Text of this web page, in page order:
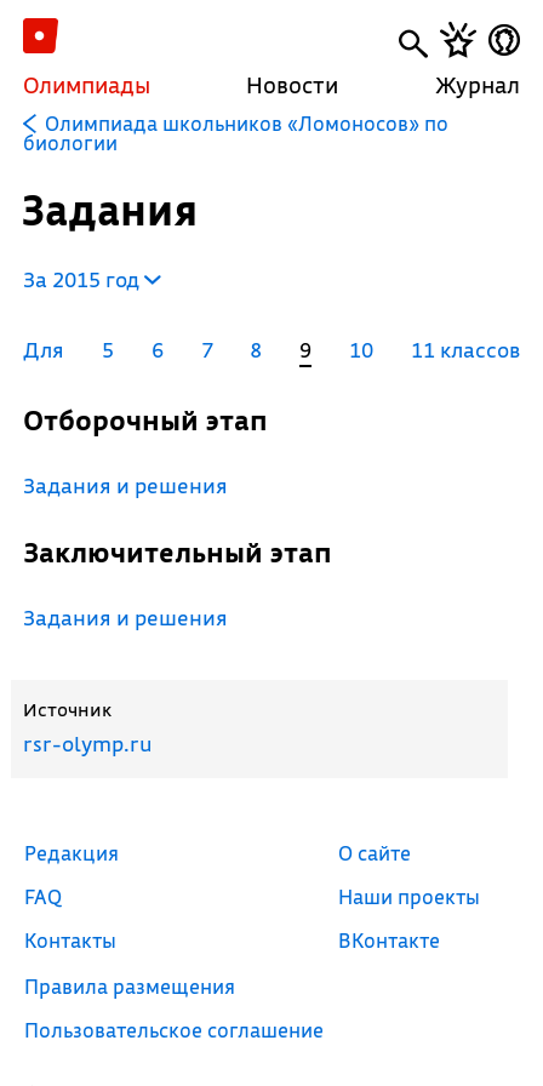
Олимпиады Новости Журнал
Олимпиада школьников «Ломоносов» по
биологии
Задания
За 2015 год
Для 5 6 7 8 9 10 11 классов
Отборочный этап
Задания и решения
Заключительный этап
Задания и решения
Источник
rsr-olymp.ru
Редакция
FAQ
Контакты
Правила размещения
Пользовательское соглашение
О сайте
Наши проекты
ВКонтакте